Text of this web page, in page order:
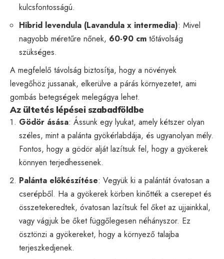
kulcsfontosságú.
Hibrid levendula (Lavandula x intermedia): Mivel
nagyobb méretűre nőnek, 60-90 cm tőtávolság
szükséges.
A megfelelő távolság biztosítja, hogy a növények
levegőhöz jussanak, elkerülve a párás környezetet, ami
gombás betegségek melegágya lehet.
Az ültetés lépései szabadföldbe
Gödör ásása: Ássunk egy lyukat, amely kétszer olyan
széles, mint a palánta gyökérlabdája, és ugyanolyan mély.
Fontos, hogy a gödör alját lazítsuk fel, hogy a gyökerek
könnyen terjedhessenek.
Palánta előkészítése: Vegyük ki a palántát óvatosan a
cserépből. Ha a gyökerek körben kinőtték a cserepet és
összetekeredtek, óvatosan lazítsuk fel őket az ujjainkkal,
vagy vágjuk be őket függőlegesen néhányszor. Ez
ösztönzi a gyökereket, hogy a környező talajba
terjeszkedjenek.